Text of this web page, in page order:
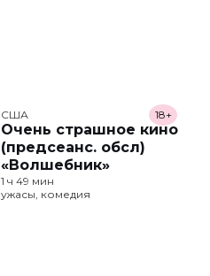
США
Очень страшное кино
(предсеанс. обсл)
«Волшебник»
18+
1 ч 49 мин
ужасы, комедия